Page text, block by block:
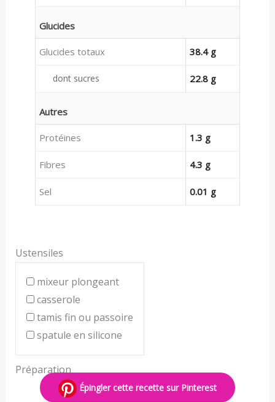
Glucides
Glucides totaux 38.4 g
dont sucres 22.8 g
Autres
Protéines 1.3 g
Fibres 4.3 g
Sel 0.01 g
Ustensiles
mixeur plongeant
casserole
tamis fin ou passoire
spatule en silicone
Préparation
Épingler cette recette sur Pinterest